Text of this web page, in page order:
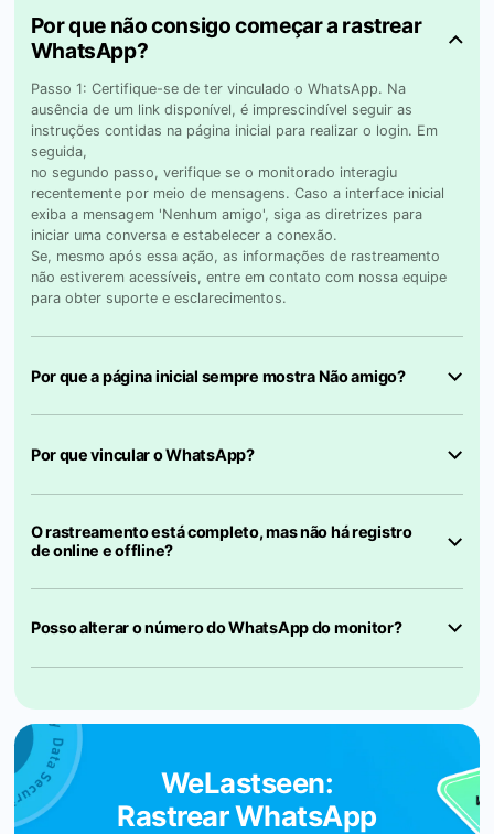
Por que não consigo começar a rastrear
WhatsApp?
Passo 1: Certifique-se de ter vinculado o WhatsApp. Na
ausência de um link disponível, é imprescindível seguir as
instruções contidas na página inicial para realizar o login. Em
seguida,
no segundo passo, verifique se o monitorado interagiu
recentemente por meio de mensagens. Caso a interface inicial
exiba a mensagem 'Nenhum amigo', siga as diretrizes para
iniciar uma conversa e estabelecer a conexão.
Se, mesmo após essa ação, as informações de rastreamento
não estiverem acessíveis, entre em contato com nossa equipe
para obter suporte e esclarecimentos.
Por que a página inicial sempre mostra Não amigo?
Por que vincular o WhatsApp?
O rastreamento está completo, mas não há registro
de online e offline?
Posso alterar o número do WhatsApp do monitor?
WeLastseen:
Rastrear WhatsApp